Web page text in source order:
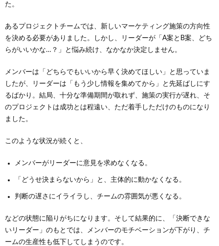
た。
あるプロジェクトチームでは、新しいマーケティング施策の方向性
を決める必要がありました。しかし、リーダーが「A案とB案、どち
らがいいかな…？」と悩み続け、なかなか決定しません。
メンバーは「どちらでもいいから早く決めてほしい」と思っていま
したが、リーダーは「もう少し情報を集めてから」と先延ばしにす
るばかり。結局、十分な準備期間が取れず、施策の実行が遅れ、そ
のプロジェクトは成功とは程遠い、ただ着手しただけのものになり
ました。
このような状況が続くと、
メンバーがリーダーに意見を求めなくなる。
「どうせ決まらないから」と、主体的に動かなくなる。
判断の遅さにイライラし、チームの雰囲気が悪くなる。
などの状態に陥りがちになります。そして結果的に、「決断できな
いリーダー」のもとでは、メンバーのモチベーションが下がり、チ
ームの生産性も低下してしまうのです。